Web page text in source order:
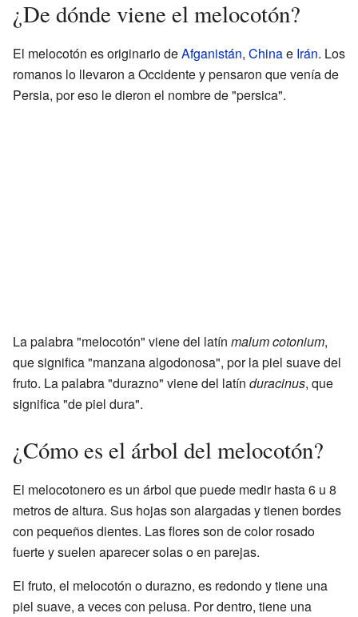
¿De dónde viene el melocotón?
El melocotón es originario deAfganistán, Chinae Irán. Los
romanos lo llevaron a Occidente y pensaron que venía de
Persia, por eso le dieron el nombre de "persica".
La palabra "melocotón" viene del latín malum cotonium,
que significa "manzana algodonosa", por la piel suave del
fruto. La palabra "durazno" viene del latín duracinus, que
significa "de piel dura".
¿Cómo es el árbol del melocotón?
El melocotonero es un árbol que puede medir hasta 6 u 8
metros de altura. Sus hojas son alargadas y tienen bordes
con pequeños dientes. Las flores son de color rosado
fuerte y suelen aparecer solas o en parejas.
El fruto, el melocotón o durazno, es redondo y tiene una
piel suave, a veces con pelusa. Por dentro, tiene una